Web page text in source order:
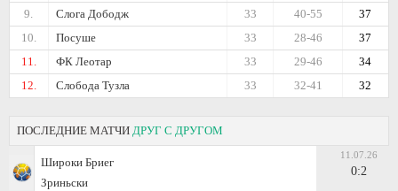
9.
Слога Дободж 37
40-55
33
10.
Посуше 37
28-46
33
11.
ФК Леотар 34
29-46
33
12.
Слобода Тузла 32
32-41
33
ПОСЛЕДНИЕ МАТЧИ ДРУГ С ДРУГОМ
Широки Бриег
Зриньски
11.07.26
0:2